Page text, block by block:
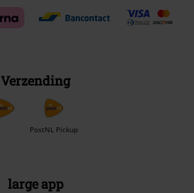
Verzending
PostNL Pickup
large app